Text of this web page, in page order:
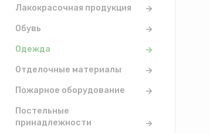
Лакокрасочная продукция
Обувь
Одежда
Отделочные материалы
Пожарное оборудование
Постельные
принадлежности